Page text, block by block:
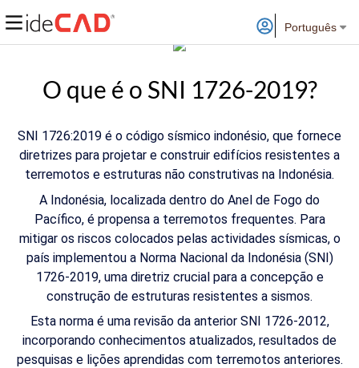
Português
O que é o SNI 1726-2019?
SNI 1726:2019 é o código sísmico indonésio, que fornece
diretrizes para projetar e construir edifícios resistentes a
terremotos e estruturas não construtivas na Indonésia.
A Indonésia, localizada dentro do Anel de Fogo do
Pacífico, é propensa a terremotos frequentes. Para
mitigar os riscos colocados pelas actividades sísmicas, o
país implementou a Norma Nacional da Indonésia (SNI)
1726-2019, uma diretriz crucial para a concepção e
construção de estruturas resistentes a sismos.
Esta norma é uma revisão da anterior SNI 1726-2012,
incorporando conhecimentos atualizados, resultados de
pesquisas e lições aprendidas com terremotos anteriores.